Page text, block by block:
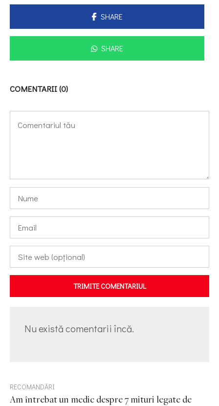
SHARE
SHARE
COMENTARII (0)
TRIMITE COMENTARIUL
Nu există comentarii încă.
RECOMANDĂRI
Am întrebat un medic despre 7 mituri legate de